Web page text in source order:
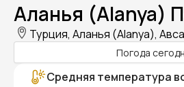
Аланья (Alanya)
Турция, Аланья (Alanya),
Погода
Средняя температура